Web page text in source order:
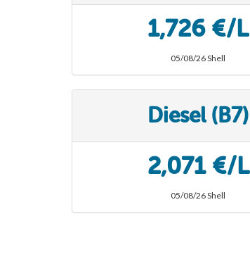
1,726 €/L
05/08/26 Shell
Diesel (B7)
2,071 €/L
05/08/26 Shell